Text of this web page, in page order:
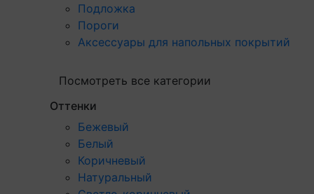
Подложка
Пороги
Аксессуары для напольных покрытий
Посмотреть все категории
Оттенки
Бежевый
Белый
Коричневый
Натуральный